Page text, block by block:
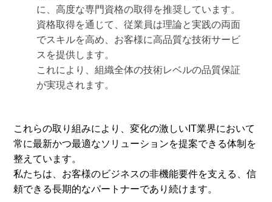
に、高度な専門資格の取得を推奨しています。
資格取得を通じて、従業員は理論と実践の両面
でスキルを高め、お客様に高品質な技術サービ
スを提供します。
これにより、組織全体の技術レベルの品質保証
が実現されます。
これらの取り組みにより、変化の激しいIT業界において
常に最新かつ最適なソリューションを提案できる体制を
整えています。
私たちは、お客様のビジネスの非機能要件を支える、信
頼できる長期的なパートナーであり続けます。